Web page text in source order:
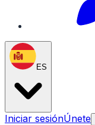
ES
Iniciar sesiónÚnete